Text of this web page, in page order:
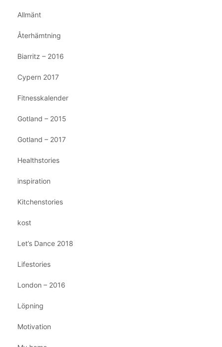
Allmänt
Återhämtning
Biarritz – 2016
Cypern 2017
Fitnesskalender
Gotland – 2015
Gotland – 2017
Healthstories
inspiration
Kitchenstories
kost
Let’s Dance 2018
Lifestories
London – 2016
Löpning
Motivation